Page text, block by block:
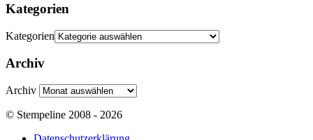
Kategorien
Kategorien
Archiv
Archiv
© Stempeline 2008 - 2026